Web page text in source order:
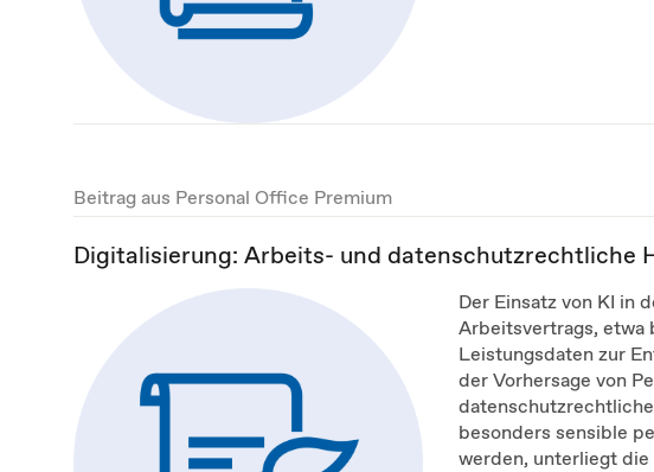
Beitrag aus Personal Office Premium
Digitalisierung: Arbeits- und datenschutzrechtliche
Der Einsatz von KI in
Arbeitsvertrags, etwa
Leistungsdaten zur
der Vorhersage von
datenschutzrechtliche
besonders sensible
werden, unterliegt die